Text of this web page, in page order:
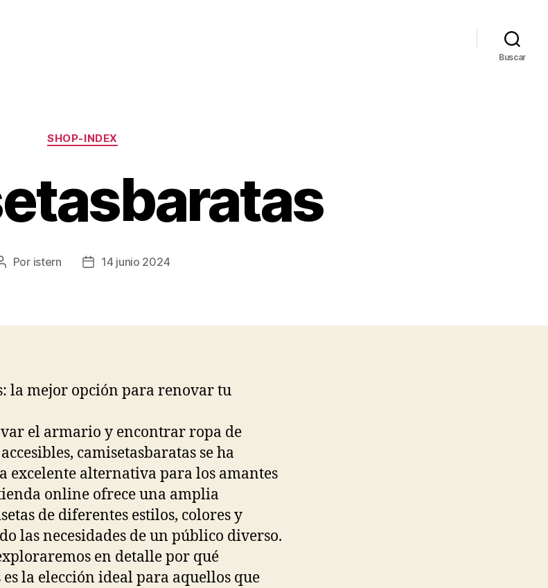
Buscar
Categorías
SHOP-INDEX
Autor
Por istern
Fecha14 junio 2024
la mejor opción para renovar tu
el armario y encontrar ropa de
camisetasbaratas se ha
excelente alternativa para los amantes
online ofrece una amplia
de diferentes estilos, colores y
las necesidades de un público diverso.
en detalle por qué
la elección ideal para aquellos que